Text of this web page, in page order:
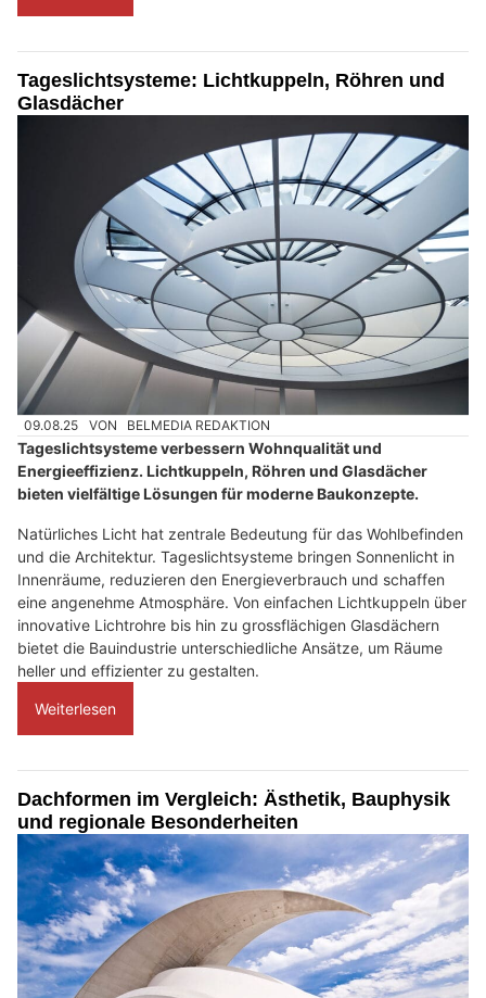
Tageslichtsysteme: Lichtkuppeln, Röhren und
Glasdächer
09.08.25 VON BELMEDIA REDAKTION
Tageslichtsysteme verbessern Wohnqualität und
Energieeffizienz. Lichtkuppeln, Röhren und Glasdächer
bieten vielfältige Lösungen für moderne Baukonzepte.
Natürliches Licht hat zentrale Bedeutung für das Wohlbefinden
und die Architektur. Tageslichtsysteme bringen Sonnenlicht in
Innenräume, reduzieren den Energieverbrauch und schaffen
eine angenehme Atmosphäre. Von einfachen Lichtkuppeln über
innovative Lichtrohre bis hin zu grossflächigen Glasdächern
bietet die Bauindustrie unterschiedliche Ansätze, um Räume
heller und effizienter zu gestalten.
Weiterlesen
Dachformen im Vergleich: Ästhetik, Bauphysik
und regionale Besonderheiten